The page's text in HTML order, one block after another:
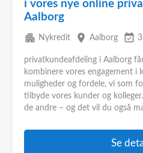
i vores nye online
Aalborg
apartment Nykredit place Aalborg event_available
privatkundeafdeling i Aalborg
kombinere vores engagement i
muligheder og fordele, vi som
tilbyde vores kunder og
de andre – og det vil du også
Se